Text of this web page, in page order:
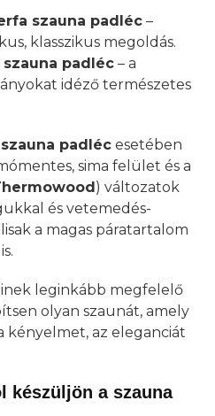
szauna padléc –
klasszikus megoldás.
padléc – a
idéző természetes
szauna padléc esetében
sima felület és a
) változatok
és vetemedés-
a magas páratartalom
leginkább megfelelő
olyan szaunát, amely
kényelmet, az eleganciát
készüljön a szauna